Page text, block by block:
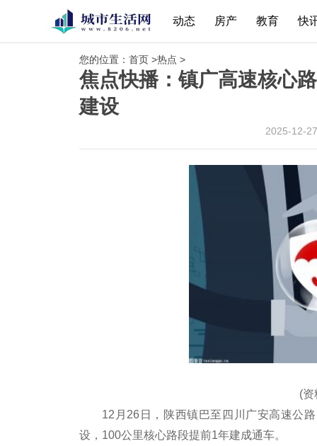
动态 房产 教育 快
您的位置： 首页 >热点 >
焦点快播：镇广高速核心
建设
2025-12-
(
12月26日，陕西镇巴至四川广安高速公
设，100公里核心路段提前1年建成通车。